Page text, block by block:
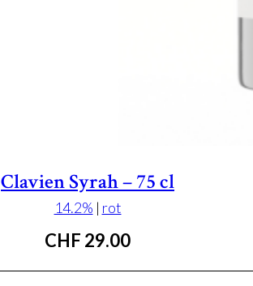
Clavien Syrah – 75 cl
14.2% | rot
CHF 29.00